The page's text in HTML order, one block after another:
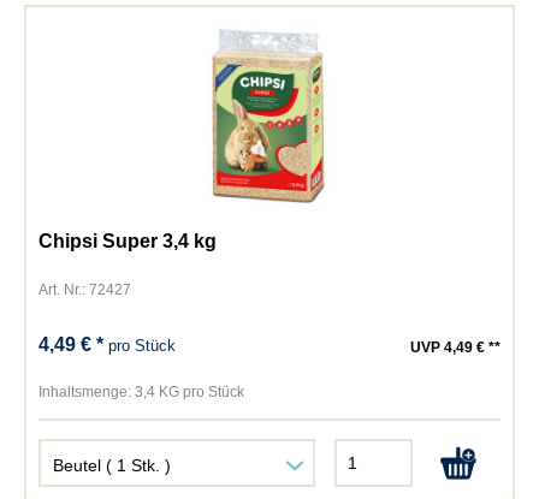
Chipsi Super 3,4 kg
Art. Nr.: 72427
4,49 € *pro Stück UVP 4,49 € **
Inhaltsmenge: 3,4 KG pro Stück